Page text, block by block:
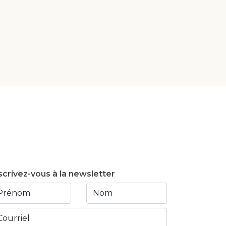
vous à la newsletter